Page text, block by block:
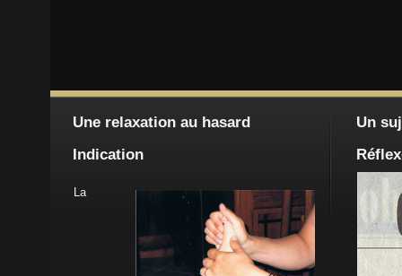
Une relaxation au hasard
Indication
La
Un